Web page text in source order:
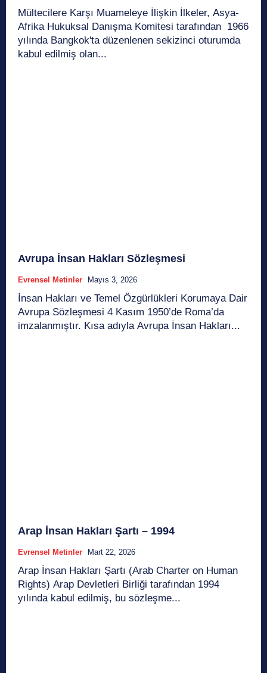
Mültecilere Karşı Muameleye İlişkin İlkeler, Asya-
Afrika Hukuksal Danışma Komitesi tarafından 1966
yılında Bangkok'ta düzenlenen sekizinci oturumda
kabul edilmiş olan...
Avrupa İnsan Hakları Sözleşmesi
Evrensel Metinler Mayıs 3, 2026
İnsan Hakları ve Temel Özgürlükleri Korumaya Dair
Avrupa Sözleşmesi 4 Kasım 1950’de Roma’da
imzalanmıştır. Kısa adıyla Avrupa İnsan Hakları...
Arap İnsan Hakları Şartı – 1994
Evrensel Metinler Mart 22, 2026
Arap İnsan Hakları Şartı (Arab Charter on Human
Rights) Arap Devletleri Birliği tarafından 1994
yılında kabul edilmiş, bu sözleşme...